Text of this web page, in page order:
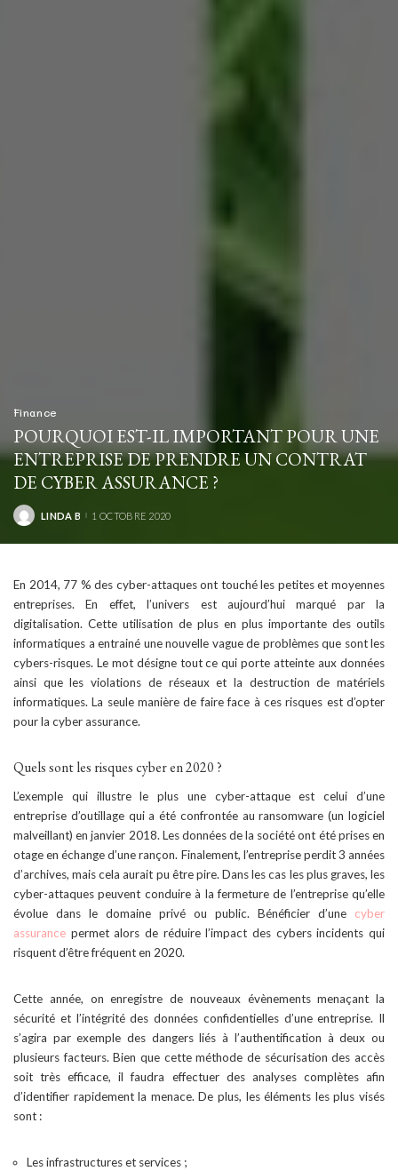
Finance
POURQUOI EST-IL IMPORTANT POUR UNE
ENTREPRISE DE PRENDRE UN CONTRAT
DE CYBER ASSURANCE ?
POSTED
LINDA B 1 OCTOBRE 2020
En 2014, 77 % des cyber-attaques ont touché les petites et moyennes
entreprises. En effet, l’univers est aujourd’hui marqué par la
digitalisation. Cette utilisation de plus en plus importante des outils
informatiques a entrainé une nouvelle vague de problèmes que sont les
cybers-risques. Le mot désigne tout ce qui porte atteinte aux données
ainsi que les violations de réseaux et la destruction de matériels
informatiques. La seule manière de faire face à ces risques est d’opter
pour la cyber assurance.
Quels sont les risques cyber en 2020 ?
L’exemple qui illustre le plus une cyber-attaque est celui d’une
entreprise d’outillage qui a été confrontée au ransomware (un logiciel
malveillant) en janvier 2018. Les données de la société ont été prises en
otage en échange d’une rançon. Finalement, l’entreprise perdit 3 années
d’archives, mais cela aurait pu être pire. Dans les cas les plus graves, les
cyber-attaques peuvent conduire à la fermeture de l’entreprise qu’elle
évolue dans le domaine privé ou public. Bénéficier d’une cyber
assurance permet alors de réduire l’impact des cybers incidents qui
risquent d’être fréquent en 2020.
Cette année, on enregistre de nouveaux évènements menaçant la
sécurité et l’intégrité des données confidentielles d’une entreprise. Il
s’agira par exemple des dangers liés à l’authentification à deux ou
plusieurs facteurs. Bien que cette méthode de sécurisation des accès
soit très efficace, il faudra effectuer des analyses complètes afin
d’identifier rapidement la menace. De plus, les éléments les plus visés
sont :
Les infrastructures et services ;